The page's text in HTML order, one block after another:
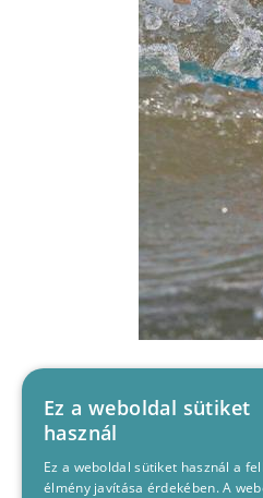
Ezen a
kiemelkedett
térhetett
Ez a weboldal sütiket
használ
Ez a weboldal sütiket használ a
élmény javítása érdekében. A